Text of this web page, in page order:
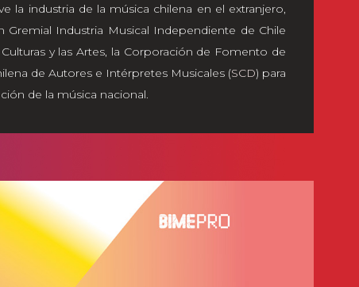
la industria de la música chilena en el extranjero,
Gremial Industria Musical Independiente de Chile
y las Artes, la Corporación de Fomento de
de Autores e Intérpretes Musicales (SCD) para
de la música nacional.